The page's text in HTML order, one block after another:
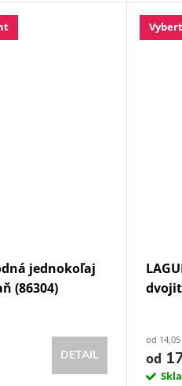
jednokoľaj
(86304)
DETAIL
od
od